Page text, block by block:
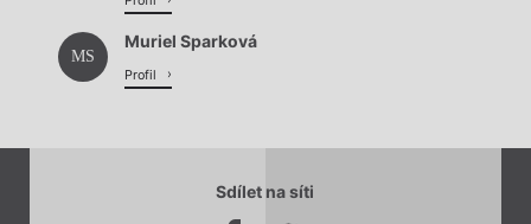
MS
Muriel Sparková
Profil
Sdílet na síti